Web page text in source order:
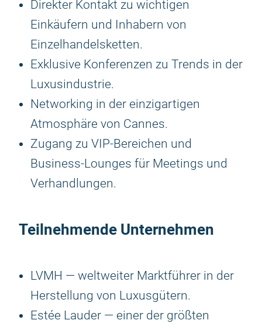
Direkter Kontakt zu wichtigen
Einkäufern und Inhabern von
Einzelhandelsketten.
Exklusive Konferenzen zu Trends in der
Luxusindustrie.
Networking in der einzigartigen
Atmosphäre von Cannes.
Zugang zu VIP-Bereichen und
Business-Lounges für Meetings und
Verhandlungen.
Teilnehmende Unternehmen
LVMH — weltweiter Marktführer in der
Herstellung von Luxusgütern.
Estée Lauder — einer der größten